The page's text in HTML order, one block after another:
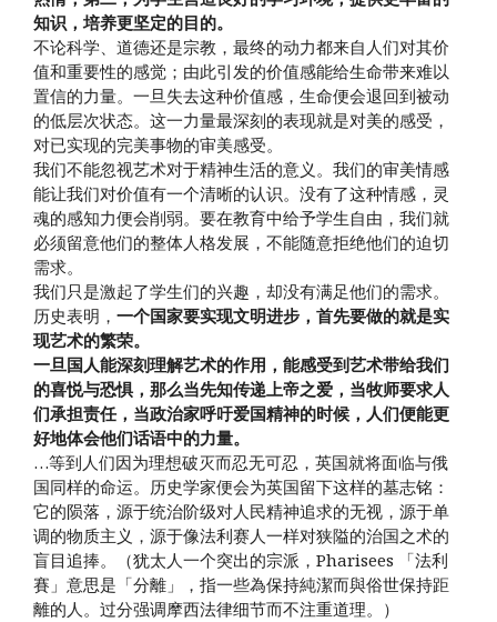
知识，培养更坚定的目的。
不论科学、道德还是宗教，最终的动力都来自人们对其价
值和重要性的感觉；由此引发的价值感能给生命带来难以
置信的力量。一旦失去这种价值感，生命便会退回到被动
的低层次状态。这一力量最深刻的表现就是对美的感受，
对已实现的完美事物的审美感受。
我们不能忽视艺术对于精神生活的意义。我们的审美情感
能让我们对价值有一个清晰的认识。没有了这种情感，灵
魂的感知力便会削弱。要在教育中给予学生自由，我们就
必须留意他们的整体人格发展，不能随意拒绝他们的迫切
需求。
我们只是激起了学生们的兴趣，却没有满足他们的需求。
历史表明， 一个国家要实现文明进步，首先要做的就是实
现艺术的繁荣。
一旦国人能深刻理解艺术的作用，能感受到艺术带给我们
的喜悦与恐惧，那么当先知传递上帝之爱，当牧师要求人
们承担责任，当政治家呼吁爱国精神的时候，人们便能更
好地体会他们话语中的力量。
…等到人们因为理想破灭而忍无可忍，英国就将面临与俄
国同样的命运。历史学家便会为英国留下这样的墓志铭：
它的陨落，源于统治阶级对人民精神追求的无视，源于单
调的物质主义，源于像法利赛人一样对狭隘的治国之术的
盲目追捧。（犹太人一个突出的宗派，Pharisees 「法利
賽」意思是「分離」，指一些為保持純潔而與俗世保持距
離的人。过分强调摩西法律细节而不注重道理。）